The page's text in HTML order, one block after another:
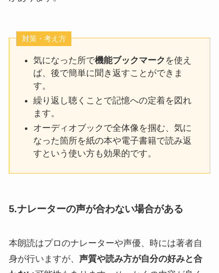
対策・考え方
気になった所で機能ブックマーク を使え
ば、後で簡単に聞き返すことができま
す。
繰り返し聴くことで記憶への定着を図れ
ます。
オーディオブックで全体像を掴む、気に
なった箇所を紙の本や電子書籍で読み返
すという使い方も効果的です。
5.ナレーターの声が合わない場合がある
本朗読はプロのナレーターや声優、時には著者自
身が行いますが、 声質や読み方が自分の好みと合